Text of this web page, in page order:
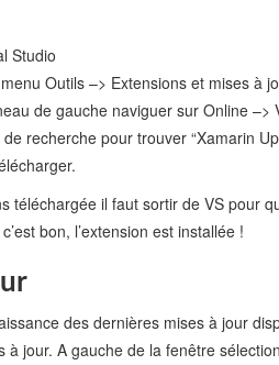
Studio
Outils –> Extensions et mises à
de gauche naviguer sur Online –>
de recherche pour trouver “Xamarin
téléchargée il faut sortir de VS pour
bon, l’extension est installée !
des dernières mises à jour
à jour. A gauche de la fenêtre